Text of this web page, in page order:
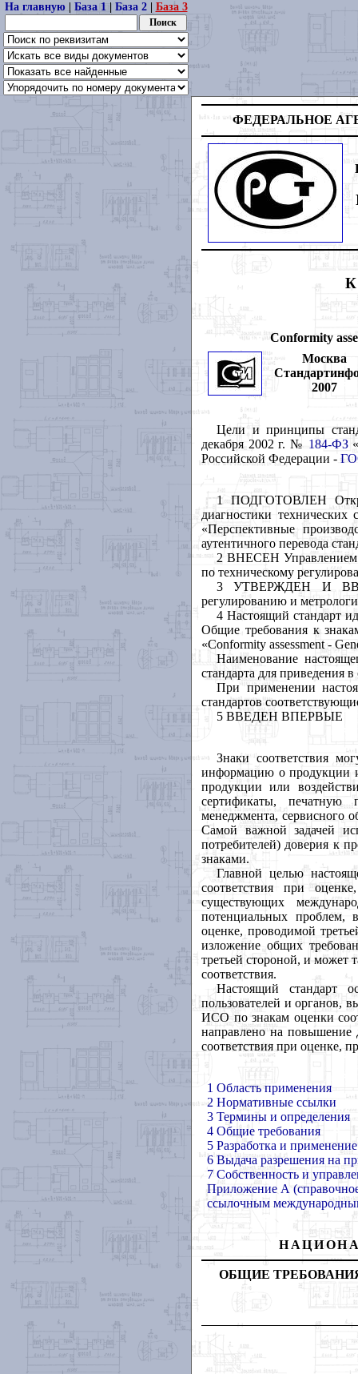
На главную| База 1| База 2| База 3
ФЕДЕРАЛЬНОЕ
К
Conformity
Москва
2007
Цели и принципы
декабря 2002г.№ 184-ФЗ
Российской Федерации -
1 ПОДГОТОВЛЕН
диагностики технических
«Перспективные
аутентичного перевода
2 ВНЕСЕН Управлением
по техническому
3 УТВЕРЖДЕН
И
регулированию и
4 Настоящий стандарт
Общие требования к
«Conformity assessment -
Наименование
стандарта для приведения в
При применении
стандартов
5 ВВЕДЕН ВПЕРВЫЕ
Знаки соответствия
информацию о продукции
продукции
или
сертификаты, печатную
менеджмента,сервисного
Самой
важной задачей
потребителей) доверия к
знаками.
Главной целью
соответствия
при оценке
существующих
потенциальных проблем,
оценке,проводимой
изложение общих
третьей стороной, и может
соответствия.
Настоящий
стандарт
пользователей и органов,
ИСО по знакам оценки
направлено на повышение
соответствия при оценке,
1 Область применения
2 Нормативные ссылки
3 Термины и определения
4 Общие требования
5 Разработка и
6 Выдача разрешения на
7 Собственность и
Приложение А
ссылочным
ОБЩИЕ